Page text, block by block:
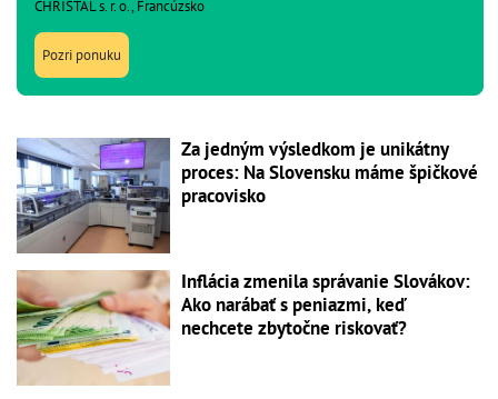
CHRISTAL s. r. o., Francúzsko
Pozri ponuku
Za jedným výsledkom je unikátny
proces: Na Slovensku máme špičkové
pracovisko
Inflácia zmenila správanie Slovákov:
Ako narábať s peniazmi, keď
nechcete zbytočne riskovať?